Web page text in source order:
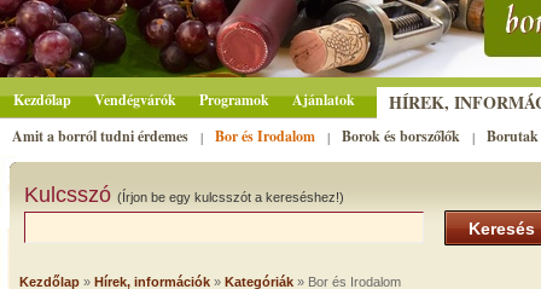
Kezdőlap Vendégvárók Programok Ajánlatok HÍREK,
Amit a borról tudni érdemes | Bor és Irodalom | Borok és borszőlők | Borutak
Kulcsszó (Írjon be egy kulcsszót a kereséshez!)
Keresés
Kezdőlap » Hírek, információk » Kategóriák » Bor és Irodalom